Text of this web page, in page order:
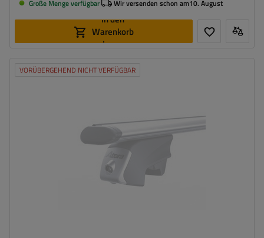
Große Menge verfügbar
Wir versenden schon am10. August
In den
Warenkorb
legen
VORÜBERGEHEND NICHT VERFÜGBAR